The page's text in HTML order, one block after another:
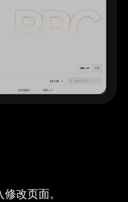
改页面。